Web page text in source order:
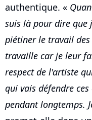
authentique. «
suis là pour dire que
piétiner le travail
travaille car je leur
respect de l'artiste
qui vais défendre
pendant longtemps.